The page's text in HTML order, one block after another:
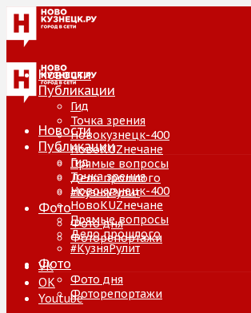
Новости
Публикации
Гид
Точка зрения
Новокузнецк-400
НовоKUZнечане
Прямые вопросы
Дело прошлого
#КузняРулит
Фото
Фото дня
Фоторепортажи
VK
ОК
Youtube
Новости
Публикации
Гид
Точка зрения
Новокузнецк-400
НовоKUZнечане
Прямые вопросы
Дело прошлого
#КузняРулит
Фото
Фото дня
Фоторепортажи